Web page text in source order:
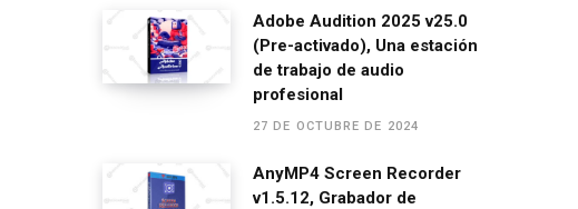
ce
b
o
k
g
at
s
A
p
p
e
gr
a
m
ail m
p
Adobe Audition 2025 v25.0
(Pre-activado), Una estación
de trabajo de audio
profesional
27 DE OCTUBRE DE 2024
AnyMP4 Screen Recorder
v1.5.12, Grabador de